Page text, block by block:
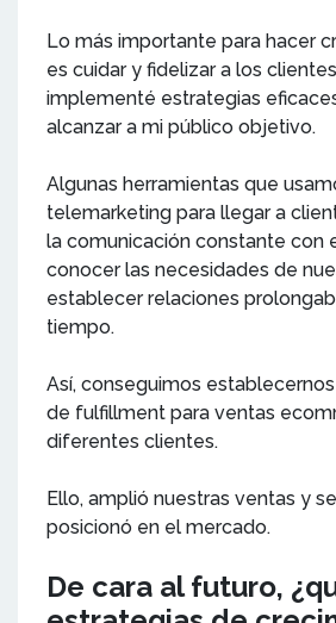
Lo más importante para hacer
es cuidar y fidelizar a los
implementé estrategias
alcanzar a mi público objetivo.
Algunas herramientas que
telemarketing para llegar a
la comunicación constante con
conocer las necesidades de
establecer relaciones
tiempo.
Así, conseguimos
de fulfillment para ventas
diferentes clientes.
Ello, amplió nuestras ventas y
posicionó en el mercado.
De cara al futuro,